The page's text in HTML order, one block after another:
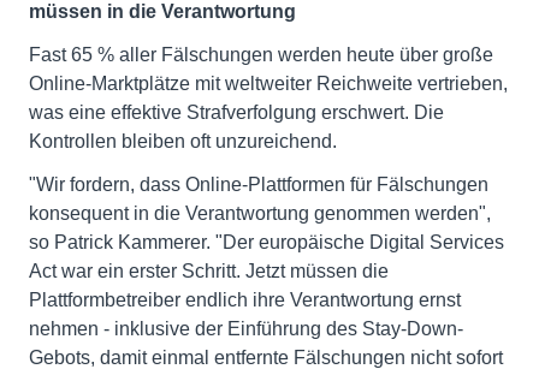
müssen in die Verantwortung
Fast 65 % aller Fälschungen werden heute über große
Online-Marktplätze mit weltweiter Reichweite vertrieben,
was eine effektive Strafverfolgung erschwert. Die
Kontrollen bleiben oft unzureichend.
"Wir fordern, dass Online-Plattformen für Fälschungen
konsequent in die Verantwortung genommen werden",
so Patrick Kammerer. "Der europäische Digital Services
Act war ein erster Schritt. Jetzt müssen die
Plattformbetreiber endlich ihre Verantwortung ernst
nehmen - inklusive der Einführung des Stay-Down-
Gebots, damit einmal entfernte Fälschungen nicht sofort